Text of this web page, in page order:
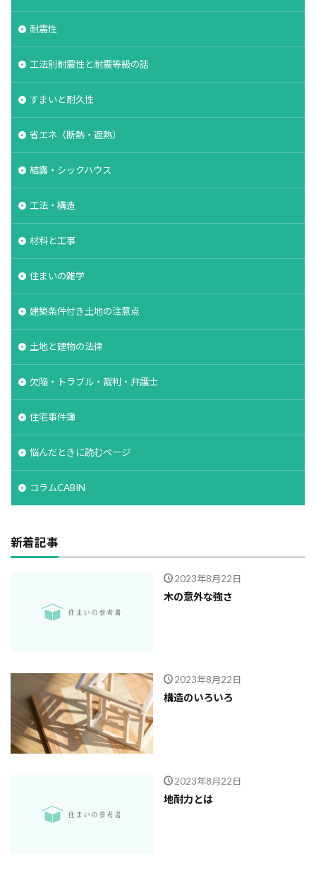
耐震性
工法別耐震性と耐震等級の話
すまいと耐久性
省エネ（断熱・遮熱）
結露・シックハウス
工法・構造
材料と工事
住まいの雑学
建築条件付き土地の注意点
土地と建物の法律
欠陥・トラブル・裁判・弁護士
住宅事件簿
悩んだときに読むページ
コラムCABIN
新着記事
2023年8月22日
木の意外な強さ
2023年8月22日
構造のいろいろ
2023年8月22日
地耐力とは